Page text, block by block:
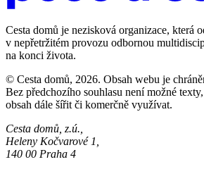
Cesta domů je nezisková organizace, která
v nepřetržitém provozu odbornou
na konci života.
© Cesta domů, 2026. Obsah webu je
Bez předchozího souhlasu není možné
obsah dále šířit či komerčně využívat.
Cesta domů, z.ú.,
Heleny Kočvarové 1,
140 00 Praha 4